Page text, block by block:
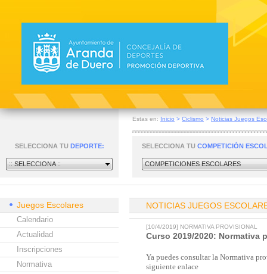
Estas en: Inicio > Ciclismo > Noticias Juegos
SELECCIONA TU DEPORTE:
:: SELECCIONA ::
SELECCIONA TU COMPETICIÓN
COMPETICIONES ESCOLARES
Juegos Escolares
Calendario
Actualidad
Inscripciones
Normativa
NOTICIAS JUEGOS
[10/4/2019] NORMATIVA PROVISIONAL
Curso 2019/2020: Normativa
Ya puedes consultar la Normativa
siguiente enlace